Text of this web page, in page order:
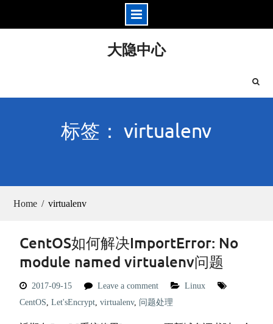
大隐中心
标签： virtualenv
Home virtualenv
CentOS如何解决ImportError: No
module named virtualenv问题
2017-09-15 Leave a comment
Linux
CentOS, Let'sEncrypt, virtualenv, 问题处理